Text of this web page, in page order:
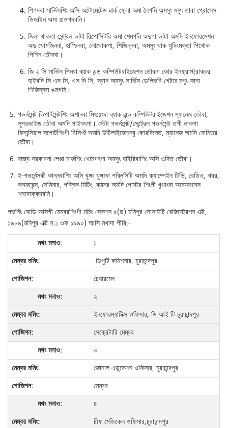
পিগদবা সার্ভিসশিং অসি অটোমেটেড ৱাৰ্ক ফ্লো অমা লৈগনি অমসুং মমুৎ তাবা প্রোসেস
ডিজাইন অমা য়াওগদবনি।
জিলা থাকতা সেন্ট্রল ডাটা রিপোসিটরি অমা শেমগনি অদুগা ডাটা অমদি ইনফোরমেশন
অদু খোমজিনবা, হাপ্চিনবা, লৌথোকপা, শিজিন্নবা, অমসুং থাক খুদিংমক্তা পিথোক
পিশিন তৌনবা।
জি ২ সি সার্ভিস পিনবা ব্যাক এন্ড কম্পিউটরাইজেশন তৌবনা কোর ইনফ্রাস্ট্রাকচর
হাইবদি সি এস সি, এস দি সি, স্বান অমসুং সার্ভিস ডেলিভরি গেটৱে মপুং ফানা
শিজিন্নবা ঙমগনি।
গভর্নমেন্ট ডিপার্টমেন্টশিং অশানবা মিৎয়েংদা ব্যাক এন্ড কম্পিউটরাইজেশন ম্যানেজ তৌবা,
সুপরভাইজ তৌবা অমদি পাইখৎপা। স্টেট গভর্নমেন্ট/সেন্ট্রেল গভর্নমেন্ট তগী লাকপা
ফিনান্সিয়াল সপোর্টশিংগী রিসিপ্ট অমদি উটিলাইজেশনবু কোরদিনেত, ম্যানেজ অমদি মোনিতর
তৌবা।
রাজ্য সরকারনা লেপ্পা চার্জশিং খোমগৎপা অমসুং হাইরিবাশিং অসি ওদিত তৌবা।
ই-গভর্নেন্সকী কান্নবাশিং অসি খুঙ্গং খুঙ্গংদা পব্লিসিটি অমদি ক্যাম্পেইন টিভি, রেডিও, খবর,
কনফরেন্স, সেমিনার, পব্লিক মিটিং, ব্যানর অমদি পোস্টর শিংগী খুথাংদা অৱেঅরনেস
শনদোক্কদবনি।
গভর্নিং বোডি অসিগী মেম্বরশিংগী মমিং সেকশন ৫(ড) মনিপুর সোসাইটি রেজিস্ট্রেশন এক্ট,
১৯৮৯(মনিপুর এক্ট ন:১ ওফ ১৯৯০) আসি মখাদা পীরি:-
১
ডিপুটি কমিশনার, চুরাচান্দপুর
চেয়ারমেন
২
ইনফোরম্যাটিক্স ওফিসার, ডি আই টি চুরাচান্দপুর
সেক্রেটারি মেম্বর
৩
জোনাল এডুকেশন ওফিসার, চুরাচান্দপুর
মেম্বর
৪
চীফ মেডিকেল ওফিসার,চুরাচান্দপুর